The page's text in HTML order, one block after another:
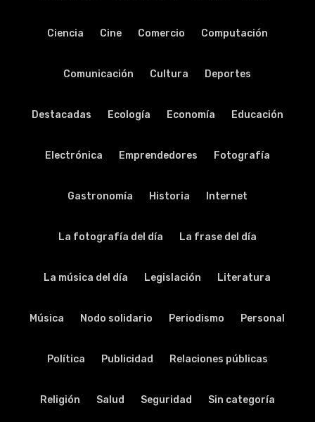
Ciencia Cine Comercio Computación
Comunicación Cultura Deportes
Destacadas Ecología Economía Educación
Electrónica Emprendedores Fotografía
Gastronomía Historia Internet
La fotografía del día La frase del día
La música del día Legislación Literatura
Música Nodo solidario Periodismo Personal
Política Publicidad Relaciones públicas
Religión Salud Seguridad Sin categoría